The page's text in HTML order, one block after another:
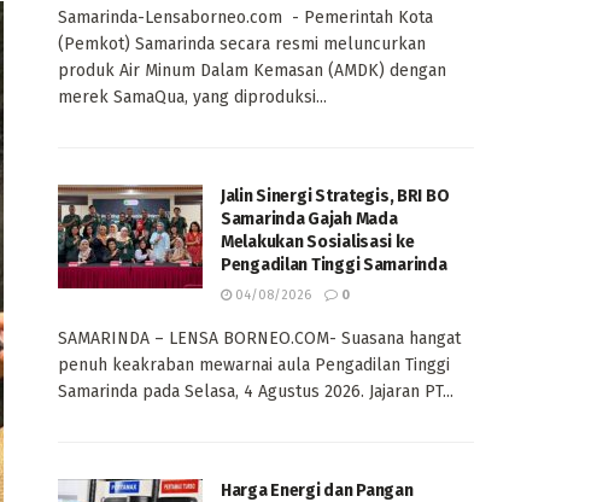
Samarinda-Lensaborneo.com - Pemerintah Kota
(Pemkot) Samarinda secara resmi meluncurkan
produk Air Minum Dalam Kemasan (AMDK) dengan
merek SamaQua, yang diproduksi...
Jalin Sinergi Strategis, BRI BO
Samarinda Gajah Mada
Melakukan Sosialisasi ke
Pengadilan Tinggi Samarinda
04/08/2026 0
SAMARINDA – LENSA BORNEO.COM- Suasana hangat
penuh keakraban mewarnai aula Pengadilan Tinggi
Samarinda pada Selasa, 4 Agustus 2026. Jajaran PT...
Harga Energi dan Pangan